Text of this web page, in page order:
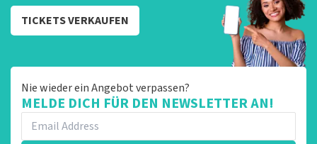
TICKETS VERKAUFEN
Nie wieder ein Angebot verpassen?
MELDE DICH FÜR DEN NEWSLETTER AN!